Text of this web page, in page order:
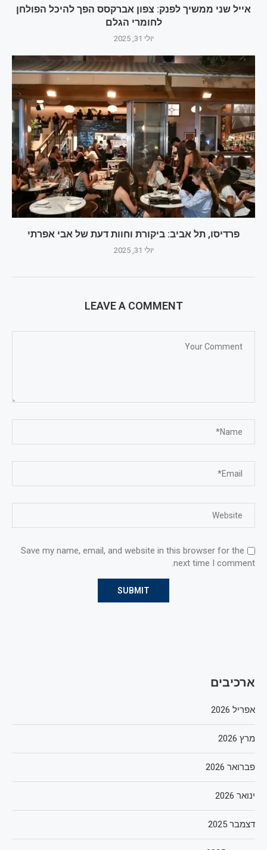
אייל שני ממשיך לפנק: צפון אברקסס הפך להיכל הפולחן
לחומרי הגלם
יולי 31, 2025
פרדיסו, תל אביב: ביקורת וחוות דעת של אבי אפרתי
יולי 31, 2025
LEAVE A COMMENT
Save my name, email, and website in this browser for the
next time I comment.
ארכיבים
אפריל 2026
מרץ 2026
פברואר 2026
ינואר 2026
דצמבר 2025